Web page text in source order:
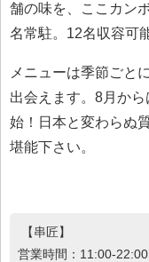
舗の味を、ここカン
名常駐。12名収容可
メニューは季節ごと
出会えます。8月か
始！日本と変わらぬ
堪能下さい。
【串匠】
営業時間：11:00-22:00